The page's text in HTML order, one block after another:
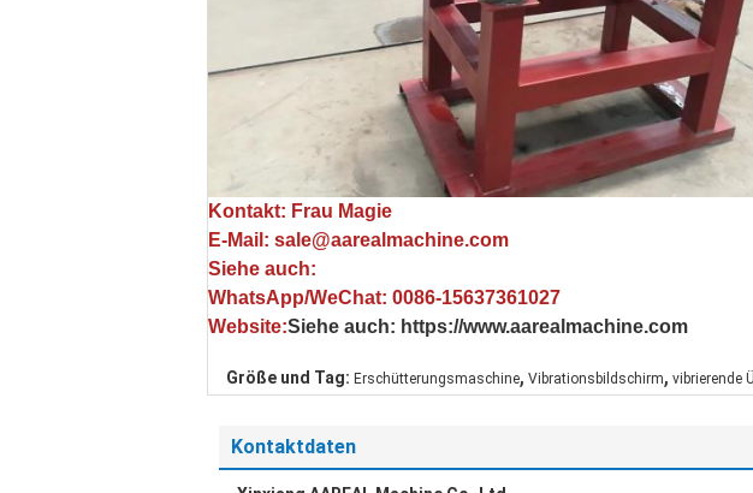
Kontakt: Frau Magie
E-Mail: sale@aarealmachine.com
Siehe auch:
WhatsApp/WeChat: 0086-15637361027
Website:Siehe auch: https://www.aarealmachine.com
Größe und Tag: Erschütterungsmaschine, Vibrationsbildschirm, vibrierende
Kontaktdaten